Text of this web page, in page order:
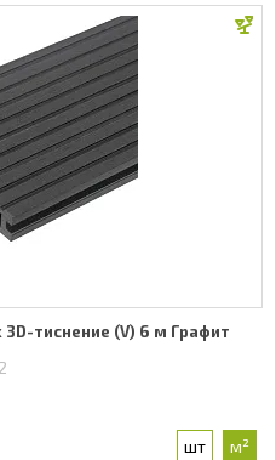
тиснение (V) 6 м Графит
шт м²